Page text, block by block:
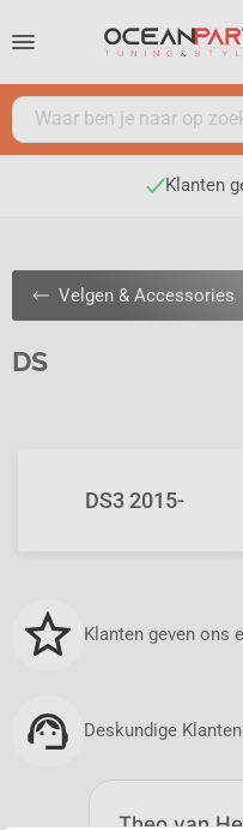
Klanten
Velgen & Accessories
DS
DS3 2015-
Klanten geven ons
Deskundige